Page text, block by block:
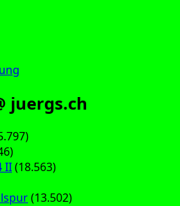
juergs.ch
II(18.563)
(13.502)